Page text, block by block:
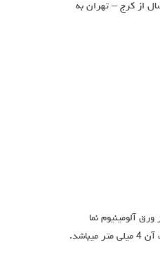
از کرج – تهران به
آلومینیوم نما